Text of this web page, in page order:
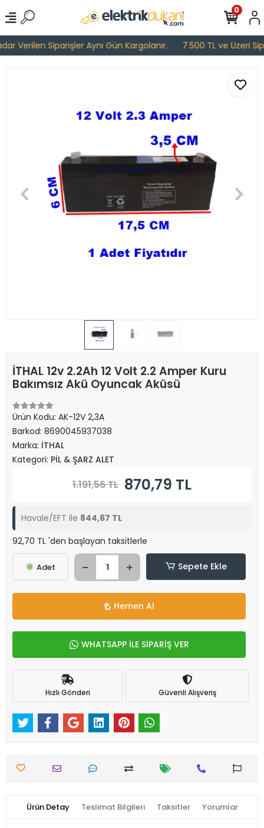
Verilen Siparişler Aynı Gün Kargolanır. 7.500 TL ve Üzeri
0
İTHAL 12v 2.2Ah 12 Volt 2.2 Amper Kuru
Bakımsız Akü Oyuncak Aküsü
Ürün Kodu: AK-12V 2,3A
Barkod: 8690045937038
Marka: İTHAL
Kategori: PİL & ŞARZ ALET
1.191,56 TL 870,79 TL
Havale/EFT ile 844,67 TL
92,70 TL 'den başlayan taksitlerle
Adet Sepete Ekle
Hemen Al
WHATSAPP İLE SİPARİŞ VER
Hızlı Gönderi Güvenli Alışveriş
Ürün Detay Teslimat Bilgileri Taksitler Yorumlar